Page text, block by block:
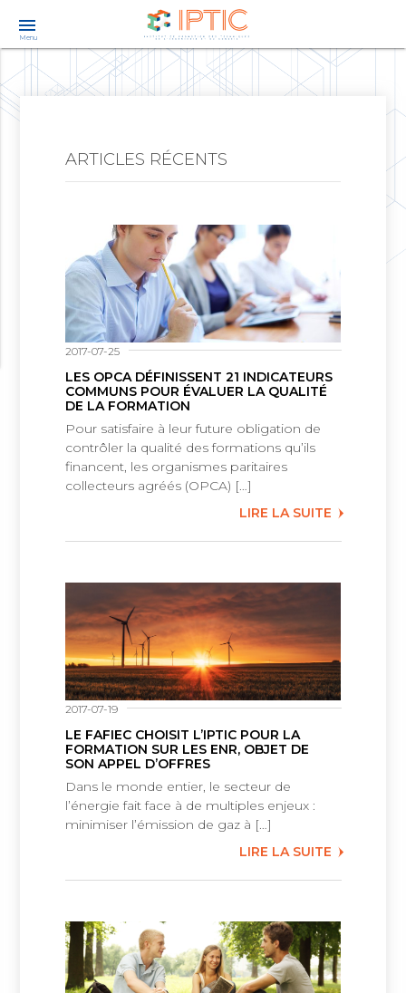
menu
Menu
ARTICLES RÉCENTS
2017-07-25
LES OPCA DÉFINISSENT 21 INDICATEURS
COMMUNS POUR ÉVALUER LA QUALITÉ
DE LA FORMATION
Pour satisfaire à leur future obligation de
contrôler la qualité des formations qu’ils
financent, les organismes paritaires
collecteurs agréés (OPCA) […]
LIRE LA SUITE
2017-07-19
LE FAFIEC CHOISIT L’IPTIC POUR LA
FORMATION SUR LES ENR, OBJET DE
SON APPEL D’OFFRES
Dans le monde entier, le secteur de
l’énergie fait face à de multiples enjeux :
minimiser l’émission de gaz à […]
LIRE LA SUITE